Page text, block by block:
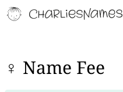
♀ Name Fee